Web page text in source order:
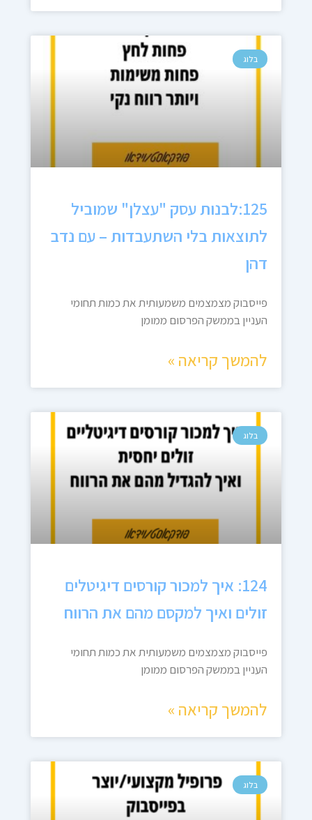
בלוג
125:לבנות עסק "עצלן" שמוביל
לתוצאות בלי השתעבדות – עם נדב
דהן
פייסבוק מצמצמים משמעותית את כמות תחומי
העניין בממשק הפרסום ממומן
להמשך קריאה »
בלוג
124: איך למכור קורסים דיגיטלים
זולים ואיך למקסם מהם את הרווח
פייסבוק מצמצמים משמעותית את כמות תחומי
העניין בממשק הפרסום ממומן
להמשך קריאה »
בלוג